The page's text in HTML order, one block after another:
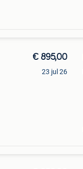
€ 895,00
23 jul 26